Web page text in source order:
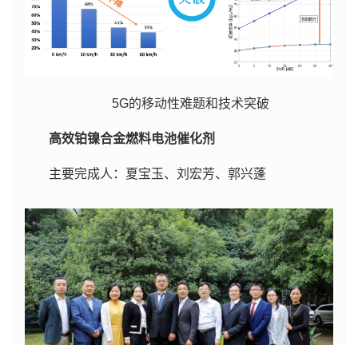
5G的移动性难题和技术突破
高效铂镍合金燃料电池催化剂
主要完成人：夏宝玉、刘宏芳、郭兴蓬